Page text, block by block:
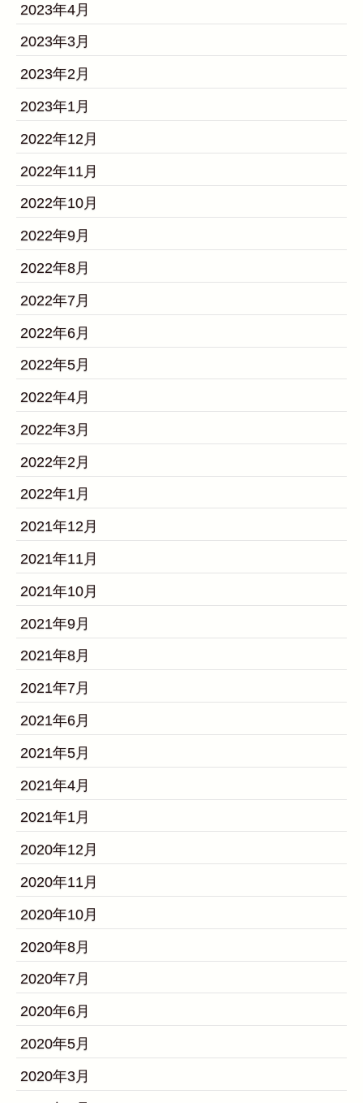
2023年4月
2023年3月
2023年2月
2023年1月
2022年12月
2022年11月
2022年10月
2022年9月
2022年8月
2022年7月
2022年6月
2022年5月
2022年4月
2022年3月
2022年2月
2022年1月
2021年12月
2021年11月
2021年10月
2021年9月
2021年8月
2021年7月
2021年6月
2021年5月
2021年4月
2021年1月
2020年12月
2020年11月
2020年10月
2020年8月
2020年7月
2020年6月
2020年5月
2020年3月